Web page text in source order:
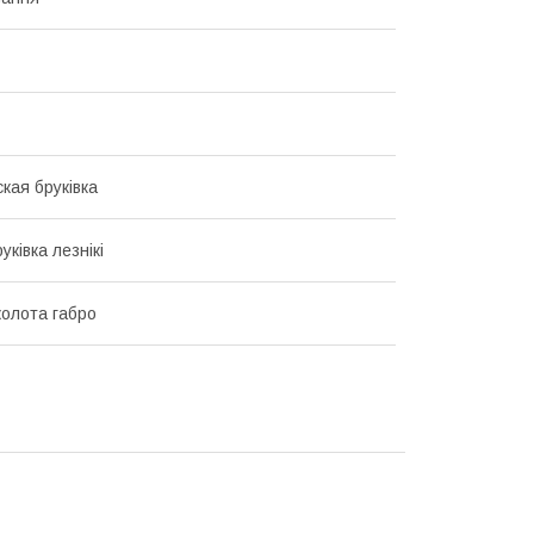
бруківка
лезнікі
габро